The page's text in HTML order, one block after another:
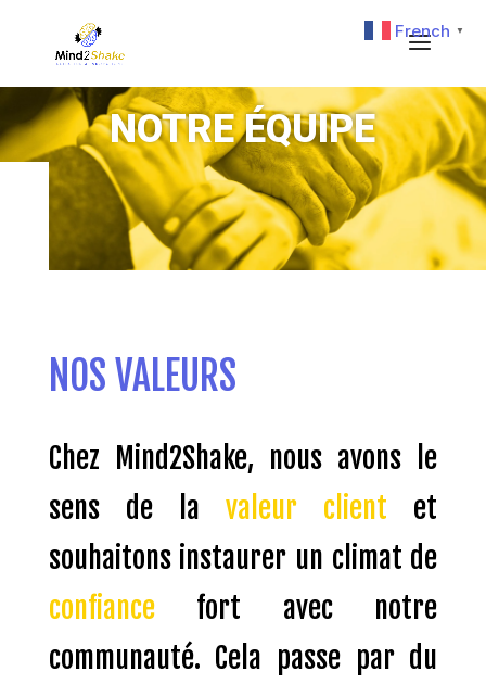
NOTRE ÉQUIPE
NOS VALEURS
Chez Mind2Shake, nous avons le
sens de la
valeur client et
souhaitons instaurer un climat de
confiance
fort avec notre
communauté. Cela passe par du
French ▼